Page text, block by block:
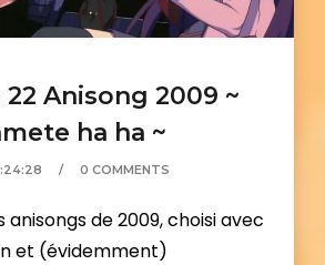
22 Anisong 2009 ~
ha ha ~
0 COMMENTS
anisongs de 2009, choisi avec
et (évidemment)